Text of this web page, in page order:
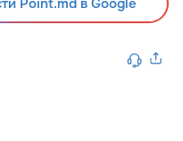
Point.md в Google